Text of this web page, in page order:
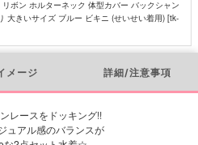
ボン ホルターネック 体型カバー バックシャン
大きいサイズ ブルー ビキニ (せいせい着用) [tk-
メージ 詳細/注意事項
レースをドッキング!!
ュアル感のバランスが